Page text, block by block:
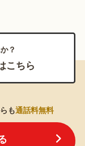
？
こちら
も通話料無料